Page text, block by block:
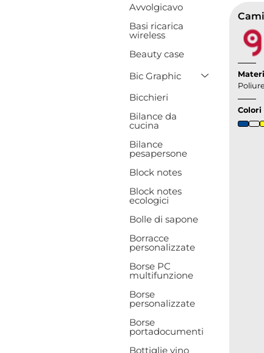
Avvolgicavo
Basi ricarica
wireless
Beauty case
Bic Graphic
Toggle
Bicchieri
Bilance da
cucina
Bilance
pesapersone
Block notes
Block notes
ecologici
Bolle di sapone
Borracce
personalizzate
Borse PC
multifunzione
Borse
personalizzate
Borse
portadocumenti
Bottiglie vino